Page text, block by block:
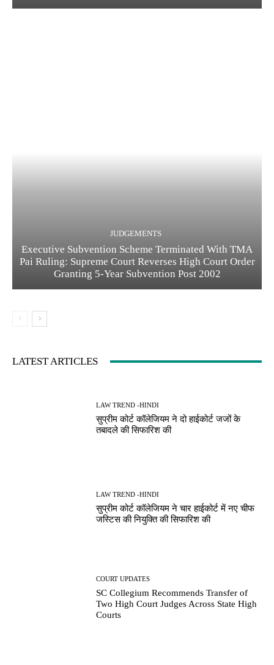
JUDGEMENTS
Executive Subvention Scheme Terminated With TMA
Pai Ruling: Supreme Court Reverses High Court Order
Granting 5-Year Subvention Post 2002
LATEST ARTICLES
LAW TREND -HINDI
सुप्रीम कोर्ट कॉलेजियम ने दो हाईकोर्ट जजों के
तबादले की सिफारिश की
LAW TREND -HINDI
सुप्रीम कोर्ट कॉलेजियम ने चार हाईकोर्ट में नए चीफ
जस्टिस की नियुक्ति की सिफारिश की
COURT UPDATES
SC Collegium Recommends Transfer of
Two High Court Judges Across State High
Courts